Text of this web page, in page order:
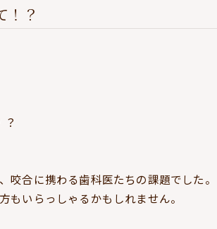
！？
合に携わる歯科医たちの課題でした。
いらっしゃるかもしれません。